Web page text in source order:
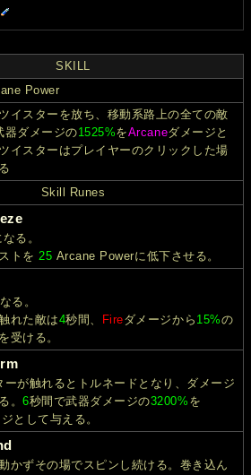
SKILL
Power
イスターを放ち、移動系路上の全ての敵
器ダメージの1525%をArcaneダメージと
イスターはプレイヤーのクリックした場
Skill Runes
る。
トを25 Arcane Powerに低下させる。
る。
れた敵は4秒間、 Fireダメージから 15%の
受ける。
ーが触れるとトルネードとなり、ダメージ
。6秒間で武器ダメージの3200% を
として与える。
かずその場でスピンし続ける。巻き込ん